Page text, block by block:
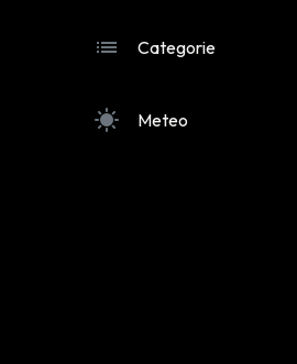
list Categorie
sunny Meteo